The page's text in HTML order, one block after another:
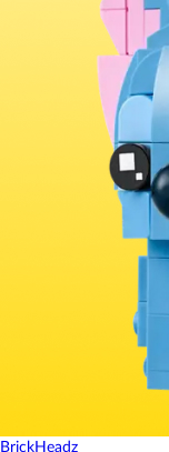
BrickHeadz